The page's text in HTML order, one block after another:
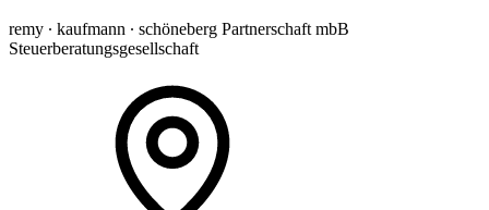
remy ∙ kaufmann ∙ schöneberg Partnerschaft mbB
Steuerberatungsgesellschaft